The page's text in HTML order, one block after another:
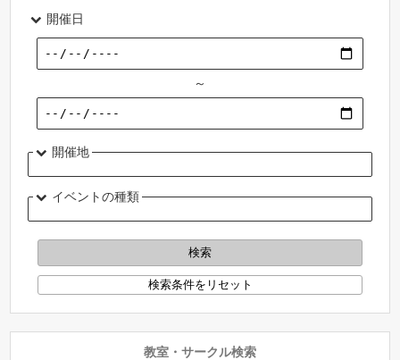
開催日
～
開催地
イベントの種類
教室・サークル検索